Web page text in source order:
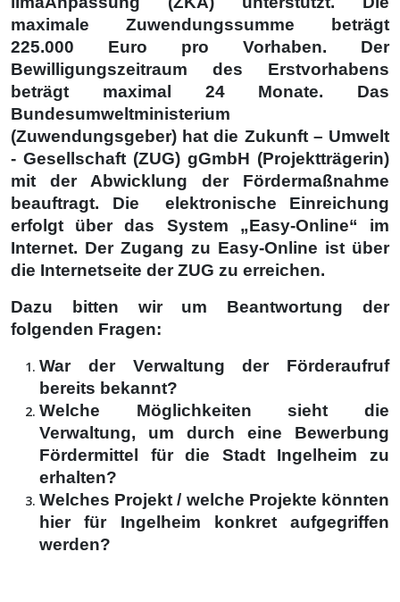
maximale Zuwendungssumme beträgt
225.000 Euro pro Vorhaben. Der
Bewilligungszeitraum des Erstvorhabens
beträgt maximal 24 Monate. Das
Bundesumweltministerium
(Zuwendungsgeber) hat die Zukunft – Umwelt
- Gesellschaft (ZUG) gGmbH (Projektträgerin)
mit der Abwicklung der Fördermaßnahme
beauftragt. Die elektronische Einreichung
erfolgt über das System „Easy-Online“ im
Internet. Der Zugang zu Easy-Online ist über
die Internetseite der ZUG zu erreichen.
Dazu bitten wir um Beantwortung der
folgenden Fragen:
War der Verwaltung der Förderaufruf
bereits bekannt?
Welche Möglichkeiten sieht die
Verwaltung, um durch eine Bewerbung
Fördermittel für die Stadt Ingelheim zu
erhalten?
Welches Projekt / welche Projekte könnten
hier für Ingelheim konkret aufgegriffen
werden?